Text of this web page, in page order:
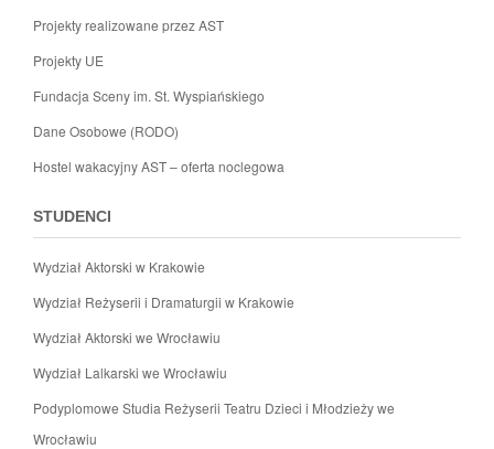
Projekty realizowane przez AST
Projekty UE
Fundacja Sceny im. St. Wyspiańskiego
Dane Osobowe (RODO)
Hostel wakacyjny AST – oferta noclegowa
STUDENCI
Wydział Aktorski w Krakowie
Wydział Reżyserii i Dramaturgii w Krakowie
Wydział Aktorski we Wrocławiu
Wydział Lalkarski we Wrocławiu
Podyplomowe Studia Reżyserii Teatru Dzieci i Młodzieży we
Wrocławiu